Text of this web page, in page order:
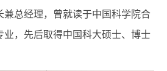
兼总经理，曾就读于中国科学院合
业，先后取得中国科大硕士、博士